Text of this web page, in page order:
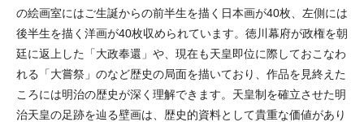
の絵画室にはご生誕からの前半生を描く日本画が40枚、左側には
後半生を描く洋画が40枚収められています。徳川幕府が政権を朝
廷に返上した「大政奉還」や、現在も天皇即位に際しておこなわ
れる「大嘗祭」のなど歴史の局面を描いており、作品を見終えた
ころには明治の歴史が深く理解できます。天皇制を確立させた明
治天皇の足跡を辿る壁画は、歴史的資料として貴重な価値があり